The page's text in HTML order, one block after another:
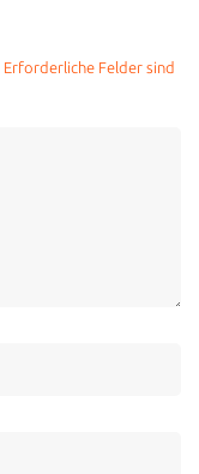
Erforderliche Felder sind